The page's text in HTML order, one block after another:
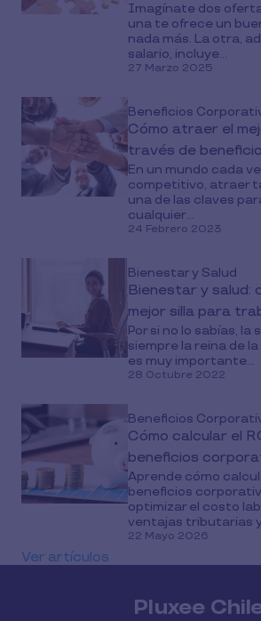
Imagínate dos
una te ofrece un
nada más. La otra,
salario, incluye...
27 Marzo 2025
Beneficios
Cómo atraer el
través de
En un mundo cada
competitivo, atraer
una de las claves
cualquier...
24 Febrero 2023
Bienestar y Salud
Bienestar y salud:
mejor silla para
Por si no lo sabías, la
siempre la reina de
es muy importante...
28 Octubre 2022
Beneficios
Cómo calcular el
beneficios
Aprende cómo
beneficios
optimizar el costo
ventajas tributarias
22 Mayo 2026
Ver artículos
Pluxee